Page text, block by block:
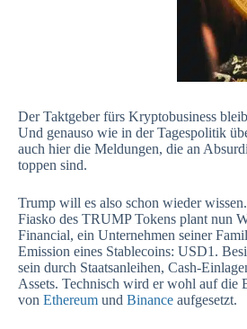
Der Taktgeber fürs Kryptobusiness
Und genauso wie in der Tagespolitik
auch hier die Meldungen, die an
toppen sind.
Trump will es also schon wieder
Fiasko des TRUMP Tokens plant nun
Financial, ein Unternehmen seiner
Emission eines Stablecoins: USD1.
sein durch Staatsanleihen, Cash-
Assets. Technisch wird er wohl auf die
von Ethereum und Binance aufgesetzt.